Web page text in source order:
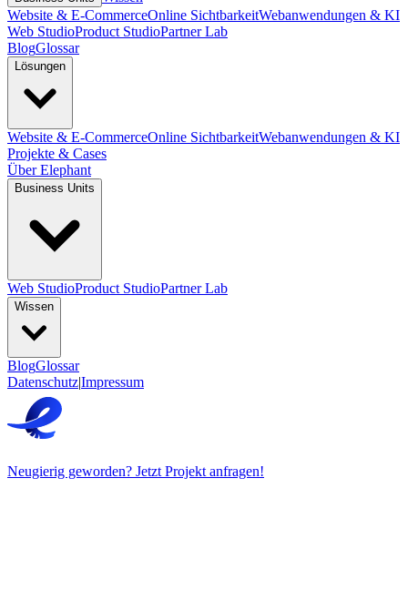
Website & E-CommerceOnline SichtbarkeitWebanwendungen & KI
Web StudioProduct StudioPartner Lab
BlogGlossar
Lösungen
Website & E-CommerceOnline SichtbarkeitWebanwendungen & KI
Projekte & Cases
Über Elephant
Business Units
Web StudioProduct StudioPartner Lab
Wissen
BlogGlossar
Datenschutz|Impressum
Neugierig geworden? Jetzt Projekt anfragen!